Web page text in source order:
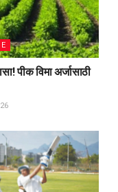
पीक विमा अर्जासाठी